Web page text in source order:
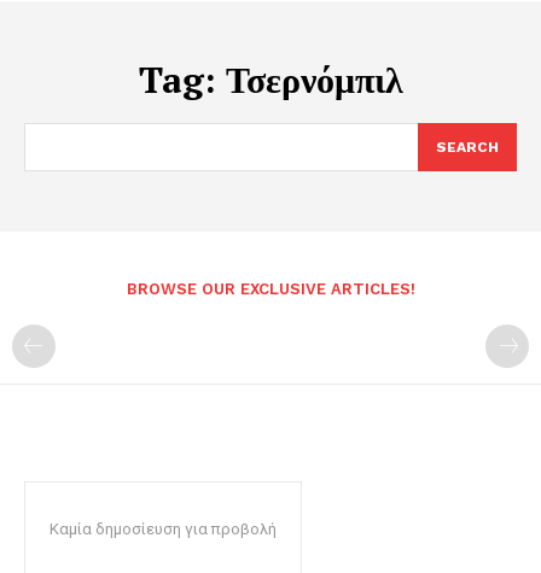
Tag: Τσερνόμπιλ
SEARCH
BROWSE OUR EXCLUSIVE ARTICLES!
Καμία δημοσίευση για προβολή